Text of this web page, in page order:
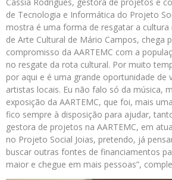
de Tecnologia e Informática do Projeto
mostra é uma forma de resgatar a cultura
de Arte Cultural de Mário Campos, chega
compromisso da AARTEMC com a
no resgate da rota cultural. Por muito
por aqui e é uma grande oportunidade de
artistas locais. Eu não falo só da música,
exposição da AARTEMC, que foi, mais
fico sempre à disposição para ajudar,
gestora de projetos na AARTEMC, em
no Projeto Social Joias, pretendo, já
buscar outras fontes de financiamentos
maior e chegue em mais pessoas”,